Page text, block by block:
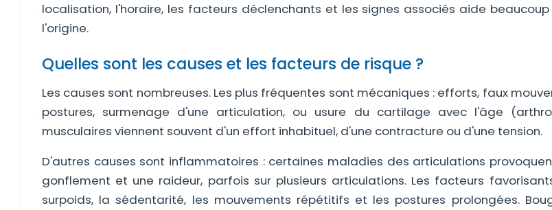
localisation, l'horaire, les facteurs déclenchants et les signes associés aide
l'origine.
Quelles sont les causes et les facteurs de risque ?
Les causes sont nombreuses. Les plus fréquentes sont mécaniques : efforts, faux
postures, surmenage d'une articulation, ou usure du cartilage avec l'âge
musculaires viennent souvent d'un effort inhabituel, d'une contracture ou d'une tension.
D'autres causes sont inflammatoires : certaines maladies des articulations
gonflement et une raideur, parfois sur plusieurs articulations. Les facteurs
surpoids, la sédentarité, les mouvements répétitifs et les postures prolongées.